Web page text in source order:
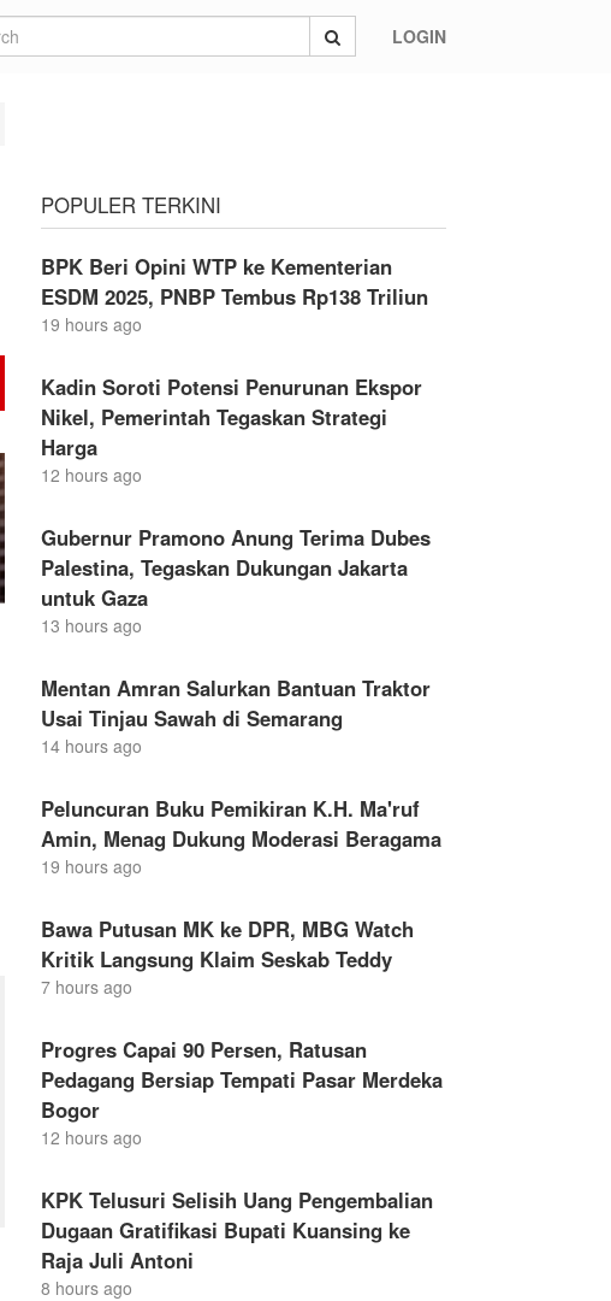
LOGIN
POPULER TERKINI
BPK Beri Opini WTP ke Kementerian
ESDM 2025, PNBP Tembus Rp138 Triliun
19 hours ago
Kadin Soroti Potensi Penurunan Ekspor
Nikel, Pemerintah Tegaskan Strategi
Harga
12 hours ago
Gubernur Pramono Anung Terima Dubes
Palestina, Tegaskan Dukungan Jakarta
untuk Gaza
13 hours ago
Mentan Amran Salurkan Bantuan Traktor
Usai Tinjau Sawah di Semarang
14 hours ago
Peluncuran Buku Pemikiran K.H. Ma'ruf
Amin, Menag Dukung Moderasi Beragama
19 hours ago
Bawa Putusan MK ke DPR, MBG Watch
Kritik Langsung Klaim Seskab Teddy
7 hours ago
Progres Capai 90 Persen, Ratusan
Pedagang Bersiap Tempati Pasar Merdeka
Bogor
12 hours ago
KPK Telusuri Selisih Uang Pengembalian
Dugaan Gratifikasi Bupati Kuansing ke
Raja Juli Antoni
8 hours ago